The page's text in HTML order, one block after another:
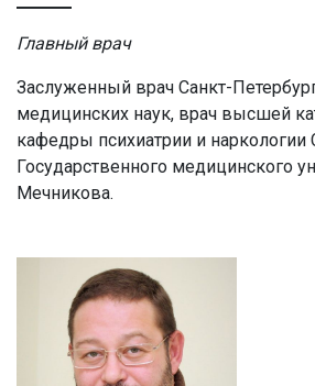
Главный врач
Заслуженный врач Санкт-
медицинских наук, врач высшей
кафедры психиатрии и наркологии
Государственного медицинского
Мечникова.